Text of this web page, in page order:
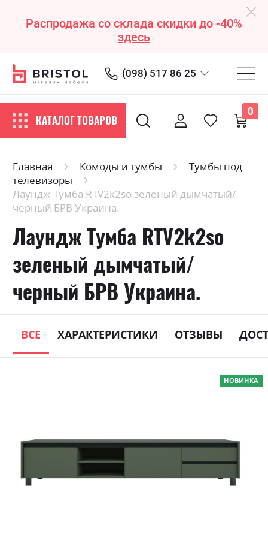
Распродажа со склада скидки до -40%
здесь
(098) 517 86 25
КАТАЛОГ ТОВАРОВ
0
Главная Комоды и тумбы
Тумбы под
телевизоры
Лаундж Тумба RTV2k2so зеленый дымчатый/
черный БРВ Украина.
Лаундж Тумба RTV2k2so
зеленый дымчатый/
черный БРВ Украина.
ВСЕ ХАРАКТЕРИСТИКИ ОТЗЫВЫ
НОВИНКА
the